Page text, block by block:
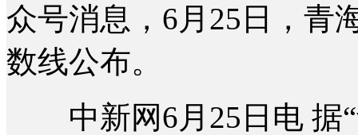
众号消息，6月25日，青
数线公布。
中新网6月25日电 据“